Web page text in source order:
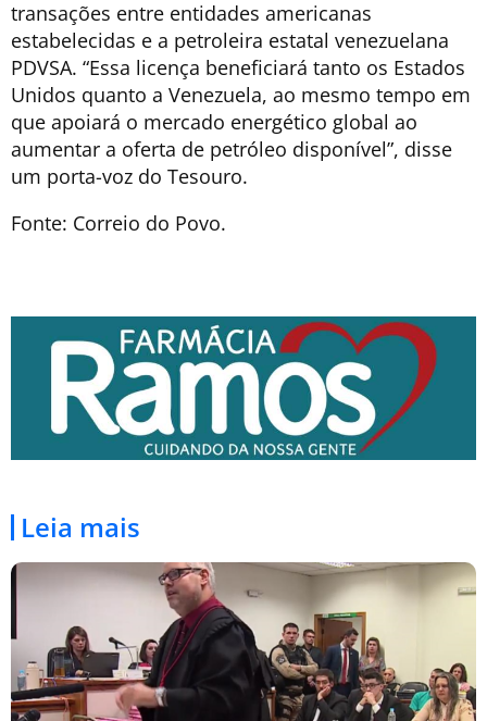
transações entre entidades americanas
estabelecidas e a petroleira estatal venezuelana
PDVSA. “Essa licença beneficiará tanto os Estados
Unidos quanto a Venezuela, ao mesmo tempo em
que apoiará o mercado energético global ao
aumentar a oferta de petróleo disponível”, disse
um porta-voz do Tesouro.
Fonte: Correio do Povo.
Leia mais